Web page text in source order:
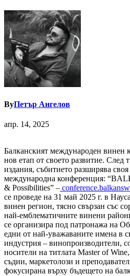
ByПетър Ангелов
апр. 14, 2025
Балканският международен винен
нов етап от своето развитие. След
издания, събитието разширява
международна конференция:
& Possibilities” –
се проведе на 31 май 2025 г. в
винен регион, тясно свързан със
най-емблематичните винени
се организира под патронажа на
едни от най-уважаваните имена в
индустрия – винопроизводители,
носители на титлата Master of
съдии, маркетолози и
фокусирана върху бъдещето на